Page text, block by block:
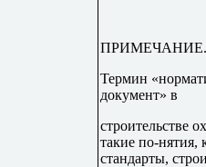
ПРИМЕЧАНИЕ.
Термин
документ» в
строительстве
такие по-нятия,
стандарты,